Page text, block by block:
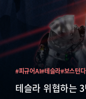
테슬라 위협하는
#피규어AI#테슬라#보스턴